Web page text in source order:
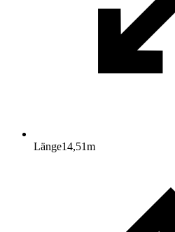
Länge14,51m